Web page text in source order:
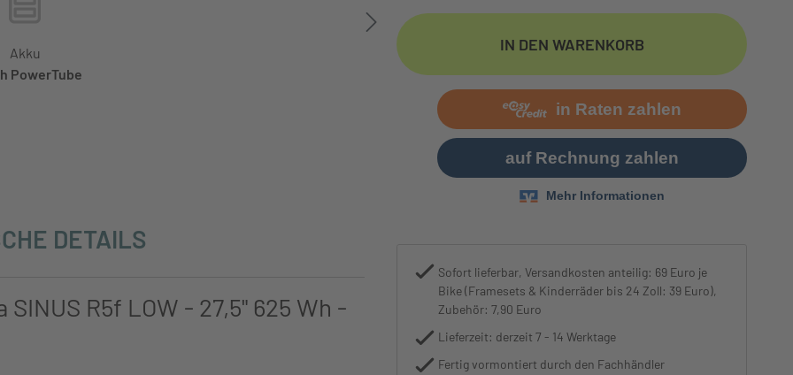
Akku
PowerTube
Motor
Bosch Performance Line Smart
IN DEN WARENKORB
Sofort lieferbar, Versandkosten anteilig: 69 Euro je
Bike (Framesets & Kinderräder bis 24 Zoll: 39 Euro),
Zubehör: 7,90 Euro
Lieferzeit: derzeit 7 - 14 Werktage
Fertig vormontiert durch den Fachhändler
DETAILS
R5f LOW - 27,5" 625 Wh -